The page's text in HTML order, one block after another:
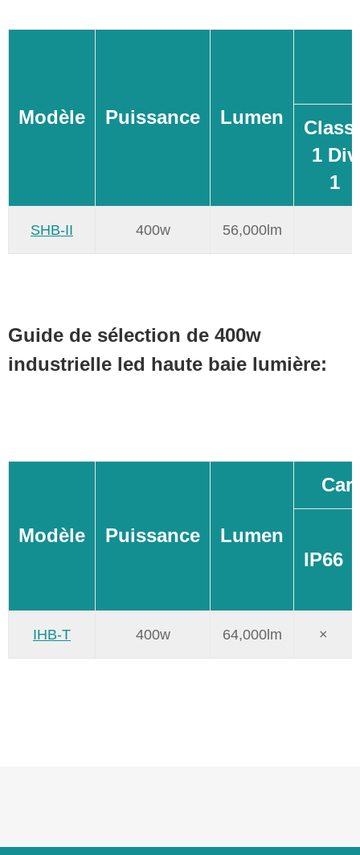
Modèle Puissance Lumen
1 Div
1
SHB-II 400w 56,000lm
Guide de sélection de 400w
industrielle led haute baie lumière:
Modèle Puissance Lumen
IP66
IHB-T 400w 64,000lm ×